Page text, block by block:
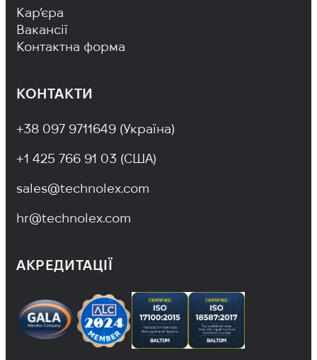
Footer Navigation
Кар’єра
Вакансії
Контактна форма
КОНТАКТИ
+38 097 9711649 (Україна)
+1 425 766 91 03 (США)
sales@technolex.com
hr@technolex.com
АКРЕДИТАЦІЇ